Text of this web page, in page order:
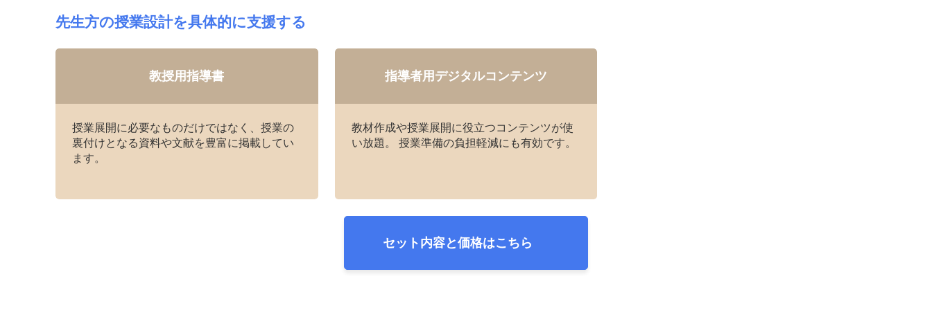
先生方の授業設計を具体的に支援する
教授用指導書
授業展開に必要なものだけではなく、授業の
裏付けとなる資料や文献を豊富に掲載してい
ます。
指導者用デジタルコンテンツ
教材作成や授業展開に役立つコンテンツが使
い放題。 授業準備の負担軽減にも有効です。
セット内容と価格はこちら